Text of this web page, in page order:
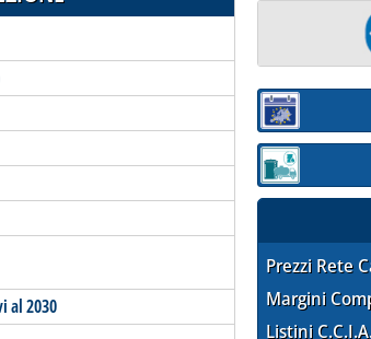
al 2030
Sezione:
Sezione:
Prezzi Rete
Margini
Listini